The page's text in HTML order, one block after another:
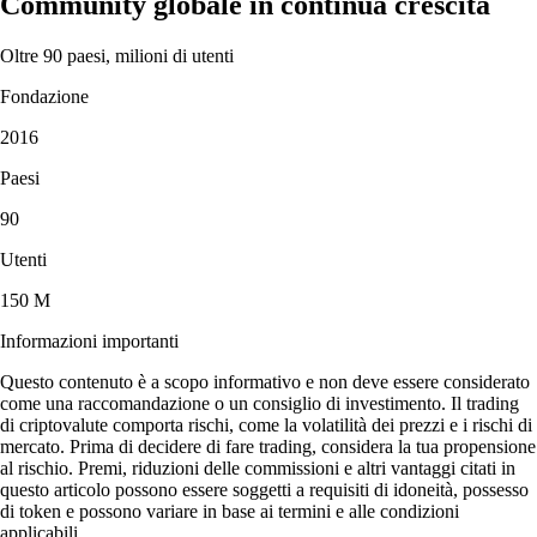
Oltre 90 paesi, milioni di utenti
Fondazione
2016
Paesi
90
Utenti
150 M
Informazioni importanti
Questo contenuto è a scopo informativo e non deve essere considerato
come una raccomandazione o un consiglio di investimento. Il trading
di criptovalute comporta rischi, come la volatilità dei prezzi e i rischi di
mercato. Prima di decidere di fare trading, considera la tua propensione
al rischio. Premi, riduzioni delle commissioni e altri vantaggi citati in
questo articolo possono essere soggetti a requisiti di idoneità, possesso
di token e possono variare in base ai termini e alle condizioni